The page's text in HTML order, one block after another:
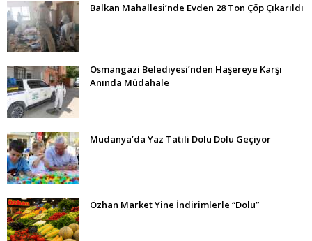
Balkan Mahallesi’nde Evden 28 Ton Çöp Çıkarıldı
Osmangazi Belediyesi’nden Haşereye Karşı
Anında Müdahale
Mudanya’da Yaz Tatili Dolu Dolu Geçiyor
Özhan Market Yine İndirimlerle “Dolu”